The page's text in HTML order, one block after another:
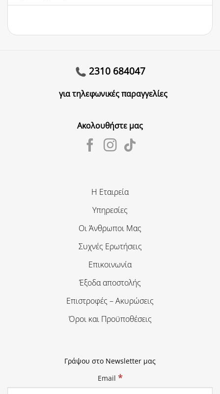
2310 684047
για τηλεφωνικές παραγγελίες
Ακολουθήστε μας
Η Εταιρεία
Υπηρεσίες
Οι Άνθρωποι Μας
Συχνές Ερωτήσεις
Επικοινωνία
Έξοδα αποστολής
Επιστροφές – Ακυρώσεις
Όροι και Προϋποθέσεις
Γράψου στο Newsletter μας
Email *